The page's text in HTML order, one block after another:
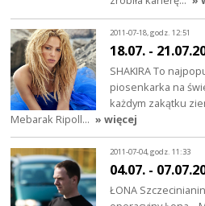
2011-07-18, godz. 12:51
18.07. -
SHAKIRA To
piosenkarka na
każdym zakątku
Mebarak Ripoll… » więcej
2011-07-04, godz. 11:33
04.07. -
ŁONA